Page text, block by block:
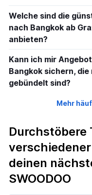
Welche sind die
nach Bangkok ab
anbieten?
Kann ich mir
Bangkok sichern,
gebündelt sind?
Mehr
Durchstöbere
deinen
SWOODOO